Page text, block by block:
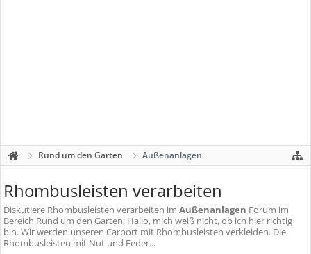
Rund um den Garten Außenanlagen
Rhombusleisten verarbeiten
Diskutiere Rhombusleisten verarbeiten im Außenanlagen Forum im
Bereich Rund um den Garten; Hallo, mich weiß nicht, ob ich hier richtig
bin. Wir werden unseren Carport mit Rhombusleisten verkleiden. Die
Rhombusleisten mit Nut und Feder...